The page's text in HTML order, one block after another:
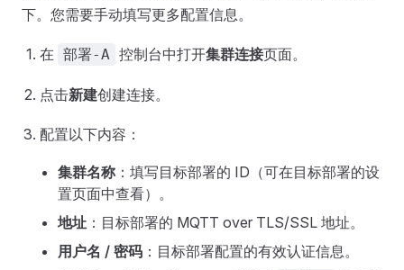
下。您需要手动填写更多配置信息。
在 部署-A 控制台中打开集群连接页面。
点击新建创建连接。
配置以下内容：
集群名称 ：填写目标部署的 ID（可在目标部署的设
置页面中查看）。
地址 ：目标部署的 MQTT over TLS/SSL 地址。
用户名 / 密码 ：目标部署配置的有效认证信息。